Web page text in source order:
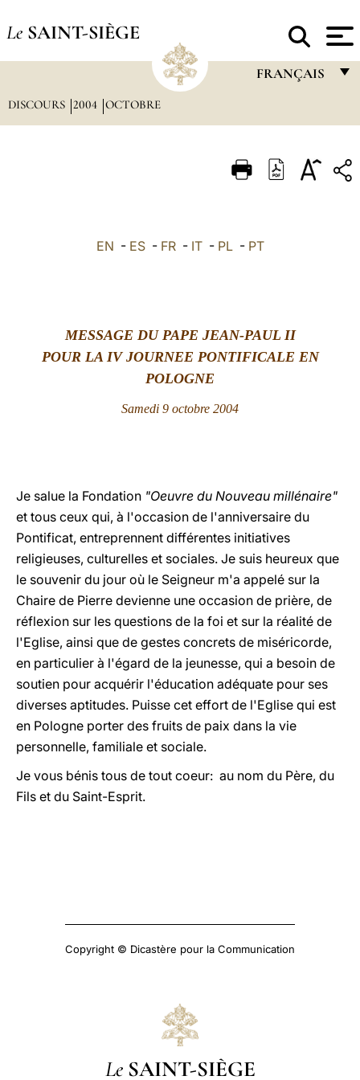
Le SAINT-SIÈGE
FRANÇAIS
ITALIANO
中文
DISCOURS 2004 OCTOBRE
EN - ES- FR- IT- PL- PT
MESSAGE DU PAPE JEAN-PAUL II
POUR LA IV JOURNEE PONTIFICALE EN
POLOGNE
Samedi 9 octobre 2004
Je salue la Fondation "Oeuvre du Nouveau millénaire"
et tous ceux qui, à l'occasion de l'anniversaire du
Pontificat, entreprennent différentes initiatives
religieuses, culturelles et sociales. Je suis heureux que
le souvenir du jour où le Seigneur m'a appelé sur la
Chaire de Pierre devienne une occasion de prière, de
réflexion sur les questions de la foi et sur la réalité de
l'Eglise, ainsi que de gestes concrets de miséricorde,
en particulier à l'égard de la jeunesse, qui a besoin de
soutien pour acquérir l'éducation adéquate pour ses
diverses aptitudes. Puisse cet effort de l'Eglise qui est
en Pologne porter des fruits de paix dans la vie
personnelle, familiale et sociale.
Je vous bénis tous de tout coeur: au nom du Père, du
Fils et du Saint-Esprit.
Copyright © Dicastère pour la Communication
Le SAINT-SIÈGE